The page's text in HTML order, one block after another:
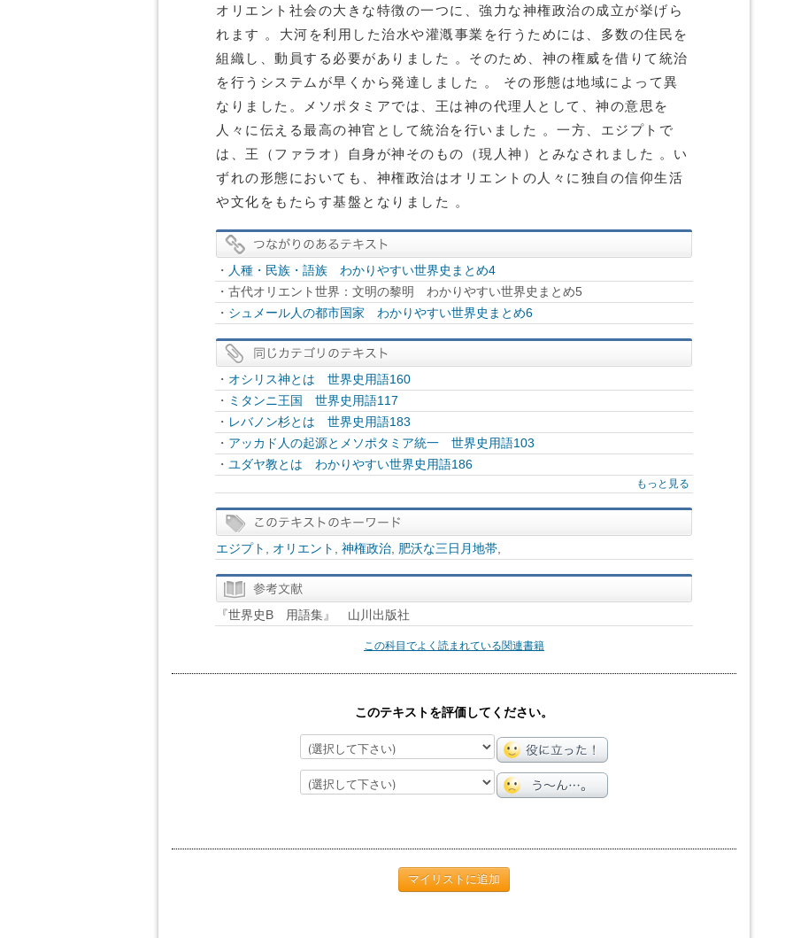
オリエント社会の大きな特徴の一つに、強力な神権政治の成立が挙げら
れます 。大河を利用した治水や灌漑事業を行うためには、多数の住民を
組織し、動員する必要がありました 。そのため、神の権威を借りて統治
を行うシステムが早くから発達しました 。 その形態は地域によって異
なりました。メソポタミアでは、王は神の代理人として、神の意思を
人々に伝える最高の神官として統治を行いました 。一方、エジプトで
は、王（ファラオ）自身が神そのもの（現人神）とみなされました 。い
ずれの形態においても、神権政治はオリエントの人々に独自の信仰生活
や文化をもたらす基盤となりました 。
・ 人種・民族・語族 わかりやすい世界史まとめ4
・古代オリエント世界：文明の黎明 わかりやすい世界史まとめ5
・ シュメール人の都市国家 わかりやすい世界史まとめ6
・ オシリス神とは 世界史用語160
・ ミタンニ王国 世界史用語117
・ レバノン杉とは 世界史用語183
・ アッカド人の起源とメソポタミア統一 世界史用語103
・ ユダヤ教とは わかりやすい世界史用語186
もっと見る
エジプト オリエント 神権政治 肥沃な三日月地帯
『世界史B 用語集』 山川出版社
この科目でよく読まれている関連書籍
このテキストを評価してください。
マイリストに追加